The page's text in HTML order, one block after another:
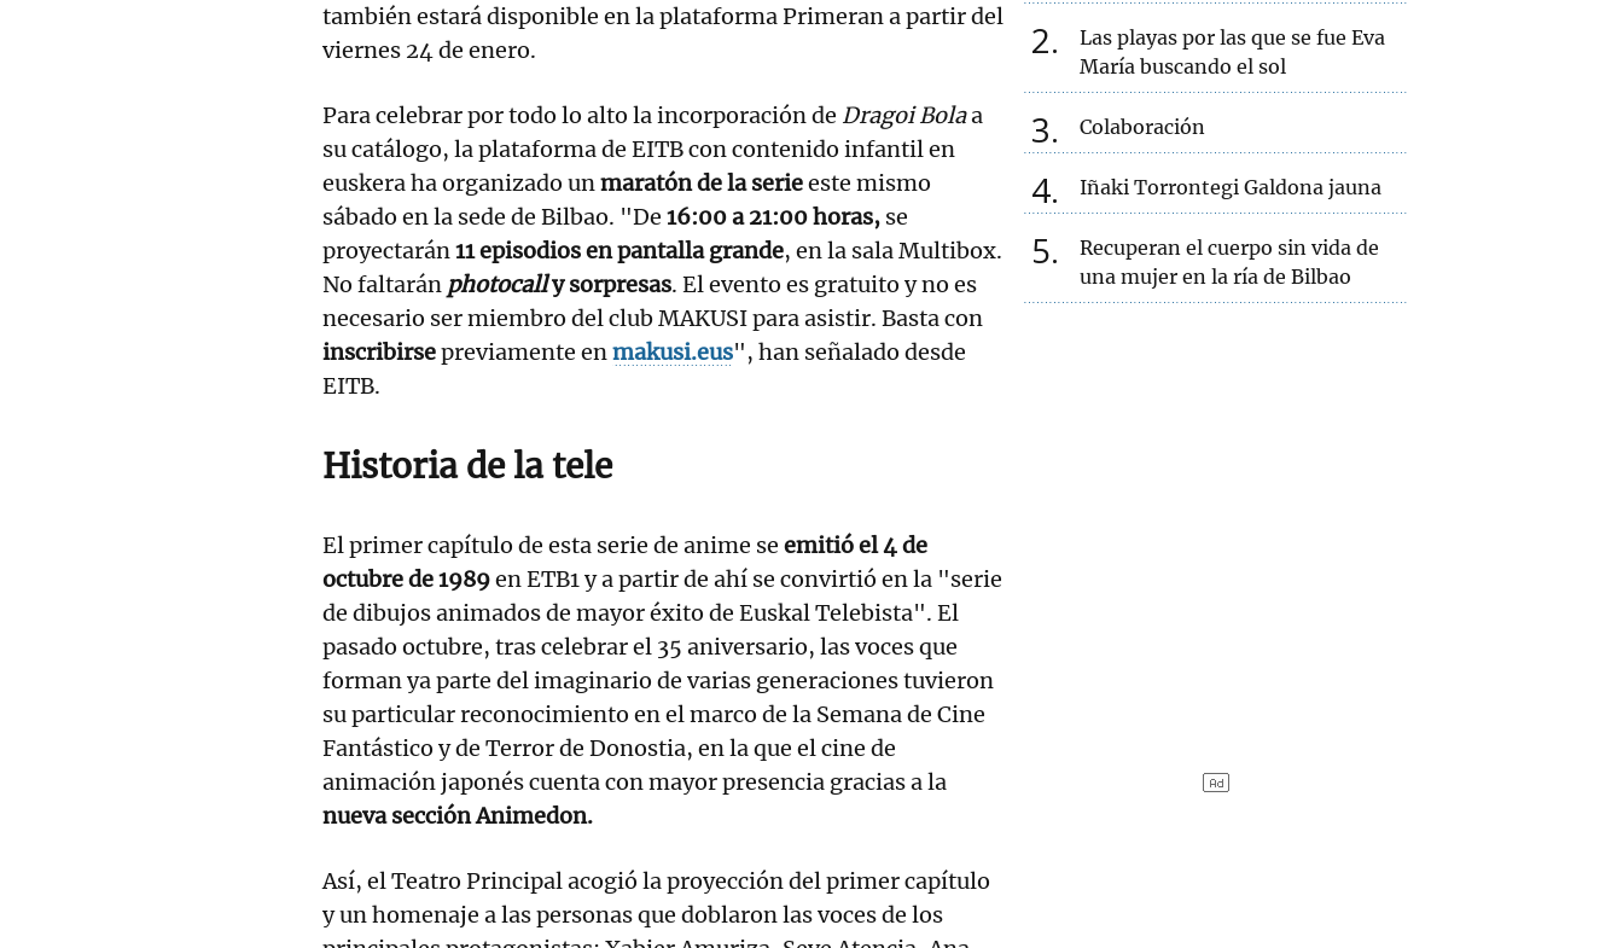
también estará disponible en la plataforma Primeran a partir del
viernes 24 de enero.
Para celebrar por todo lo alto la incorporación de Dragoi Bolaa
su catálogo, la plataforma de EITB con contenido infantil en
euskera ha organizado unmaratón de la serieeste mismo
sábado en la sede de Bilbao. "De 16:00 a 21:00 horas, se
proyectarán11 episodios en pantalla grande, en la sala Multibox.
No faltarán photocally sorpresas. El evento es gratuito y no es
necesario ser miembro del club MAKUSI para asistir. Basta con
inscribirsepreviamente enmakusi.eus", han señalado desde
EITB.
Historia de la tele
El primer capítulo de esta serie de anime se emitió el 4 de
octubre de 1989en ETB1 y a partir de ahí se convirtió en la "serie
de dibujos animados de mayor éxito de Euskal Telebista". El
pasado octubre, tras celebrar el 35 aniversario, las voces que
forman ya parte del imaginario de varias generaciones tuvieron
su particular reconocimiento en el marco de la Semana de Cine
Fantástico y de Terror de Donostia, en la que el cine de
animación japonés cuenta con mayor presencia gracias a la
nueva sección Animedon.
Así, el Teatro Principal acogió la proyección del primer capítulo
y un homenaje a las personas que doblaron las voces de los
2
Las playas por las que se fue Eva
María buscando el sol
3 Colaboración
4 Iñaki Torrontegi Galdona jauna
5
Recuperan el cuerpo sin vida de
una mujer en la ría de Bilbao